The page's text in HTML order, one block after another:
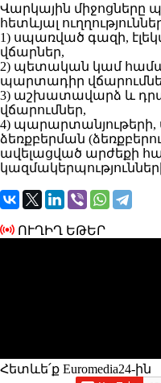
Վարկային միջոցները
հետևյալ
1) սպառված գազի,
վճարներ,
2) պետական կամ
պարտադիր
3) աշխատավարձ և
վճարումներ,
4) պարարտանյութերի,
ձեռքբերման
ավելացված արժեքի
ՈՒՂԻՂ ԵԹԵՐ
Հետևե՛ք Euromedia24-ին